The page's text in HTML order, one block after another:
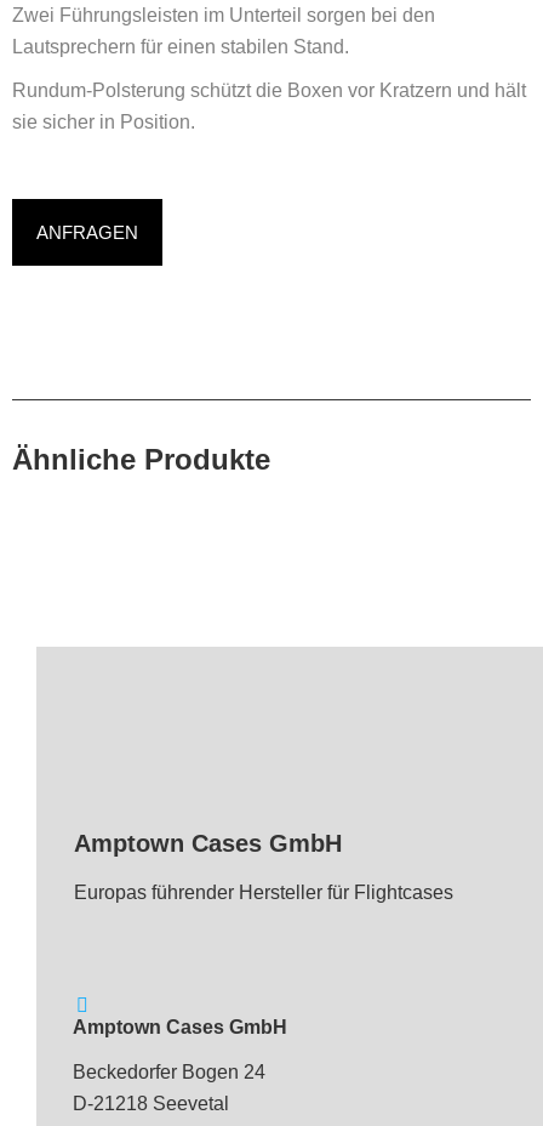
Zwei Führungsleisten im Unterteil sorgen bei den
Lautsprechern für einen stabilen Stand.
Rundum-Polsterung schützt die Boxen vor Kratzern und hält
sie sicher in Position.
ANFRAGEN
Ähnliche Produkte
Amptown Cases GmbH
Europas führender Hersteller für Flightcases
Amptown Cases GmbH
Beckedorfer Bogen 24
D-21218 Seevetal